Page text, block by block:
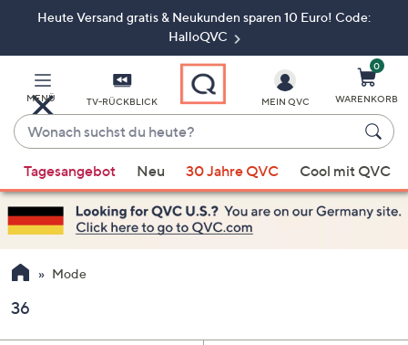
ZumHeute Versand gratis & Neukunden sparen 10 Euro! Code:
HalloQVC
MENÜ TV-RÜCKBLICK
Wonach
suchst
du
heute?
Vorschläge
verfügbar
sind,
verwenden
Sie
Pfeiltasten
nach
MEIN QVC
0
WARENKORB
Tagesangebot Neu 30 Jahre QVC Cool mit QVC
Mode
36